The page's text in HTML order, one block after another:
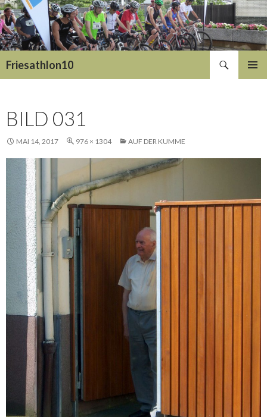
Friesathlon10
BILD 031
MAI 14, 2017 976 × 1304 AUF DER KUMME